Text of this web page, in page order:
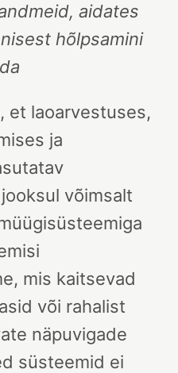
aidates
hõlpsamini
et laoarvestuses,
ja
võimsalt
mis kaitsevad
või rahalist
näpuvigade
süsteemid ei